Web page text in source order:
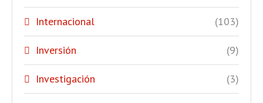
Internacional (103)
Inversión (9)
Investigación (3)